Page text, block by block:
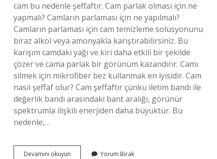
cam bu nedenle şeffaftır. Cam parlak olması için ne
yapmalı? Camların parlaması için ne yapılmalı?
Camların parlaması için cam temizleme solüsyonunu
biraz alkol veya amonyakla karıştırabilirsiniz. Bu
karışım camdaki yağı ve kiri daha etkili bir şekilde
çözer ve cama parlak bir görünüm kazandırır. Camı
silmek için mikrofiber bez kullanmak en iyisidir. Cam
nasıl şeffaf olur? Cam şeffaftır çünkü iletim bandı ile
değerlik bandı arasındaki bant aralığı, görünür
spektrumla ilişkili enerjiden daha büyüktür. Bu
nedenle,…
Devamını okuyun Yorum Bırak